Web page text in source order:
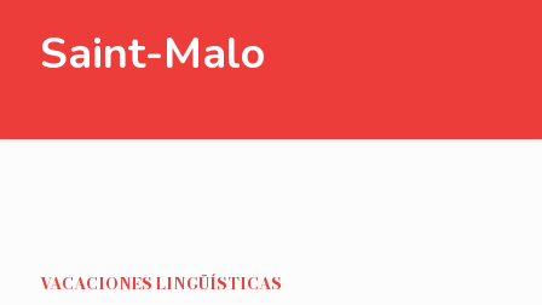
Saint-Malo
VACACIONES LINGÜÍSTICAS